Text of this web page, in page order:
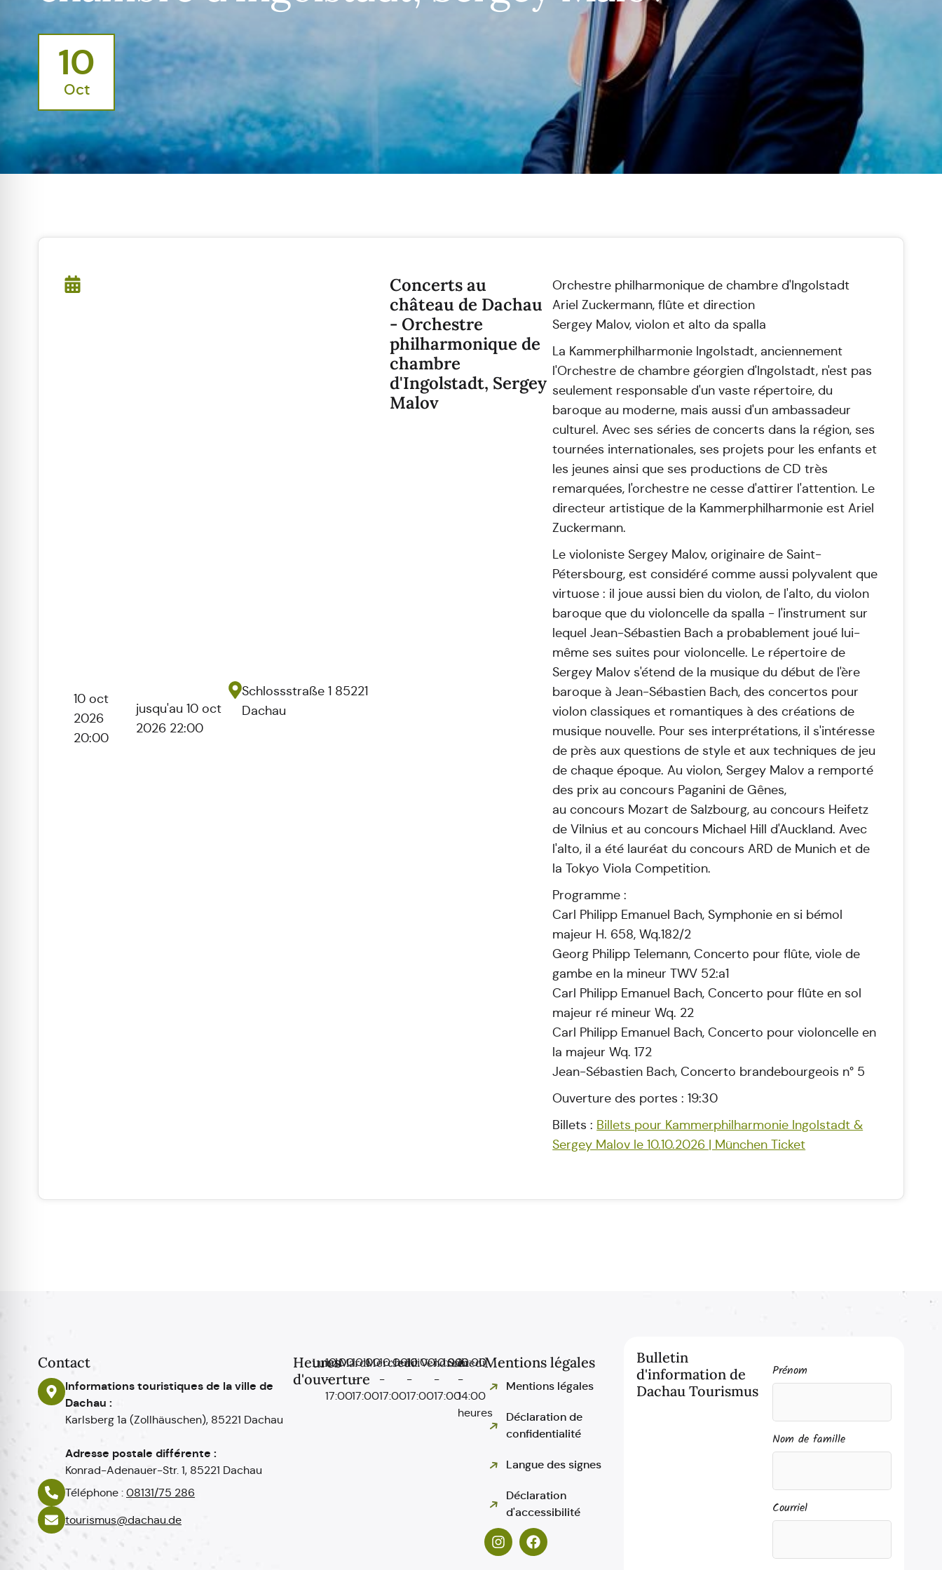
10
Oct
10 oct
2026
20:00
jusqu'au 10 oct
2026 22:00
Schlossstraße 1 85221
Dachau
Concerts au
château de Dachau
- Orchestre
philharmonique de
chambre
d'Ingolstadt, Sergey
Malov
Orchestre philharmonique de chambre d'Ingolstadt
Ariel Zuckermann, flûte et direction
Sergey Malov, violon et alto da spalla
La Kammerphilharmonie Ingolstadt, anciennement
l'Orchestre de chambre géorgien d'Ingolstadt, n'est pas
seulement responsable d'un vaste répertoire, du
baroque au moderne, mais aussi d'un ambassadeur
culturel. Avec ses séries de concerts dans la région, ses
tournées internationales, ses projets pour les enfants et
les jeunes ainsi que ses productions de CD très
remarquées, l'orchestre ne cesse d'attirer l'attention. Le
directeur artistique de la Kammerphilharmonie est Ariel
Zuckermann.
Le violoniste Sergey Malov, originaire de Saint-
Pétersbourg, est considéré comme aussi polyvalent que
virtuose : il joue aussi bien du violon, de l'alto, du violon
baroque que du violoncelle da spalla - l'instrument sur
lequel Jean-Sébastien Bach a probablement joué lui-
même ses suites pour violoncelle. Le répertoire de
Sergey Malov s'étend de la musique du début de l'ère
baroque à Jean-Sébastien Bach, des concertos pour
violon classiques et romantiques à des créations de
musique nouvelle. Pour ses interprétations, il s'intéresse
de près aux questions de style et aux techniques de jeu
de chaque époque. Au violon, Sergey Malov a remporté
des prix au concours Paganini de Gênes,
au concours Mozart de Salzbourg, au concours Heifetz
de Vilnius et au concours Michael Hill d'Auckland. Avec
l'alto, il a été lauréat du concours ARD de Munich et de
la Tokyo Viola Competition.
Programme :
Carl Philipp Emanuel Bach, Symphonie en si bémol
majeur H. 658, Wq.182/2
Georg Philipp Telemann, Concerto pour flûte, viole de
gambe en la mineur TWV 52:a1
Carl Philipp Emanuel Bach, Concerto pour flûte en sol
majeur ré mineur Wq. 22
Carl Philipp Emanuel Bach, Concerto pour violoncelle en
la majeur Wq. 172
Jean-Sébastien Bach, Concerto brandebourgeois n° 5
Ouverture des portes : 19:30
Billets : Billets pour Kammerphilharmonie Ingolstadt &
Sergey Malov le 10.10.2026 | München Ticket
Contact
Informations touristiques de la ville de
Dachau :
Karlsberg 1a (Zollhäuschen), 85221 Dachau
Adresse postale différente :
Konrad-Adenauer-Str. 1, 85221 Dachau
Téléphone : 08131/75 286
tourismus@dachau.de
Heures
d'ouverture
Lundi
10:00
-
17:00
Mardi
10:00
-
17:00
Mercredi
10:00
-
17:00
Jeudi10:00
-
17:00
Vendredi
10:00
-
17:00
Samedi
10:00
-
14:00
heures
Mentions légales
Mentions légales
Déclaration de
confidentialité
Langue des signes
Déclaration
d'accessibilité
Bulletin
d'information de
Dachau Tourismus
Prénom
Nom de famille
Courriel